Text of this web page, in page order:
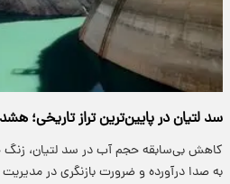
سد لتیان در پایین‌ترین تراز تاریخی؛
کاهش بی‌سابقه حجم آب در سد لتیان، زنگ
به صدا درآورده و ضرورت بازنگری در